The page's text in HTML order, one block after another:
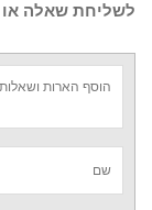
לשליחת שאלה או